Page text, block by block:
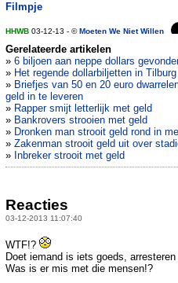
Filmpje
HHWB 03-12-13 - ©Moeten We Niet Willen
Gerelateerde artikelen
» 6 biljoen aan neppe dollars
» Het regende dollarbiljetten in Tilburg
» Briefjes van 50 en 20 euro
geld in te leveren
» Rapper smijt letterlijk met geld
» Bankrovers strooien met geld
» Dronken man strooit geld rond in
» Zakenman strooit geld uit over
» Inbreker strooit met geld
Reacties
03-12-2013 11:07:40
WTF!?
Doet iemand is iets goeds, arresteren
Was is er mis met die mensen!?